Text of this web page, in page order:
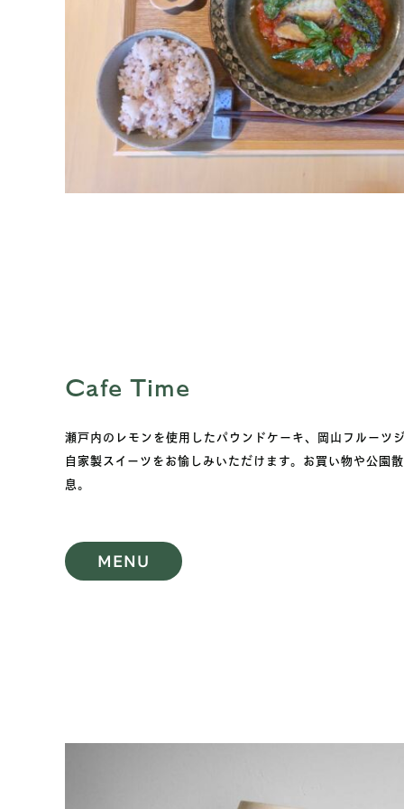
Cafe Time
瀬戸内のレモンを使用したパウンドケーキ、岡山フルーツ
自家製スイーツをお愉しみいただけます。お買い物や公園
息。
MENU